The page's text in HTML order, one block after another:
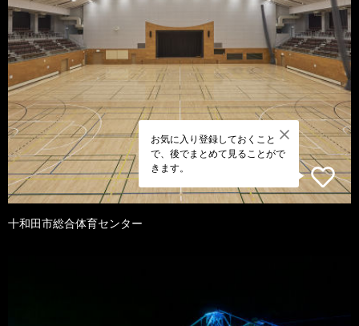
お気に入り登録しておくこと
で、後でまとめて見ることがで
きます。
十和田市総合体育センター